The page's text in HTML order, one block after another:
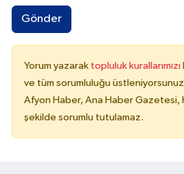
Gönder
Yorum yazarak topluluk kurallarımızı
ve tüm sorumluluğu
Afyon Haber, Ana Haber Gazetesi,
şekilde sorumlu tutulamaz.